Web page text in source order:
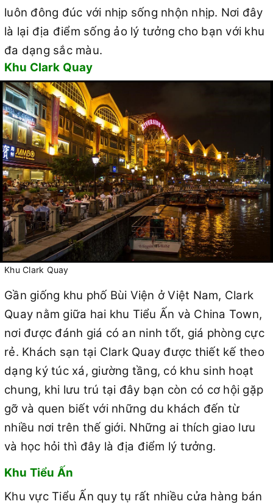
luôn đông đúc với nhịp sống nhộn nhịp. Nơi đây
là lại địa điểm sống ảo lý tưởng cho bạn với khu
đa dạng sắc màu.
Khu Clark Quay
Khu Clark Quay
Gần giống khu phố Bùi Viện ở Việt Nam, Clark
Quay nằm giữa hai khu Tiểu Ấn và China Town,
nơi được đánh giá có an ninh tốt, giá phòng cực
rẻ. Khách sạn tại Clark Quay được thiết kế theo
dạng ký túc xá, giường tầng, có khu sinh hoạt
chung, khi lưu trú tại đây bạn còn có cơ hội gặp
gỡ và quen biết với những du khách đến từ
nhiều nơi trên thế giới. Những ai thích giao lưu
và học hỏi thì đây là địa điểm lý tưởng.
Khu Tiểu Ấn
Khu vực Tiểu Ấn quy tụ rất nhiều cửa hàng bán